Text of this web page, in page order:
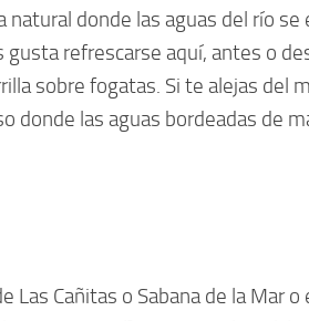
donde las aguas del río se
refrescarse aquí, antes o
sobre fogatas. Si te alejas del
donde las aguas bordeadas de
Las Cañitas o Sabana de la Mar o